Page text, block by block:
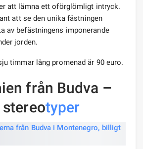
att lämna ett oförglömligt intryck.
att se den unika fästningen
av befästningens imponerande
jorden.
timmar lång promenad är 90 euro.
från Budva –
typer